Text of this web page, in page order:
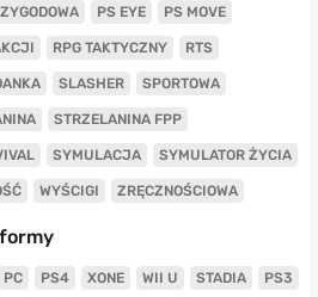
PS EYE PS MOVE
RPG TAKTYCZNY RTS
SLASHER SPORTOWA
STRZELANINA FPP
SYMULACJA SYMULATOR ŻYCIA
WYŚCIGI ZRĘCZNOŚCIOWA
PC PS4 XONE WII U STADIA PS3